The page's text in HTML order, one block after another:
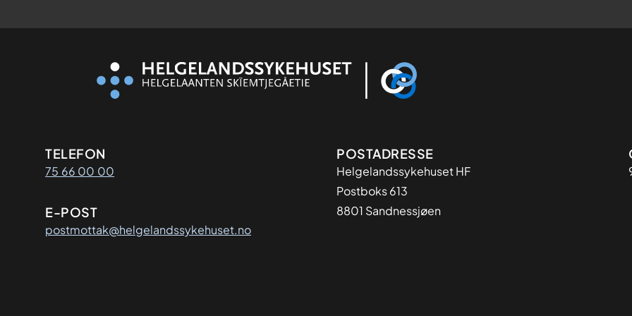
Kontaktinformasjon
TELEFON
75 66 00 00
E-POST
postmottak@helgelandssykehuset.no
Adresse
POSTADRESSE
Helgelandssykehuset HF
Postboks 613
8801 Sandnessjøen